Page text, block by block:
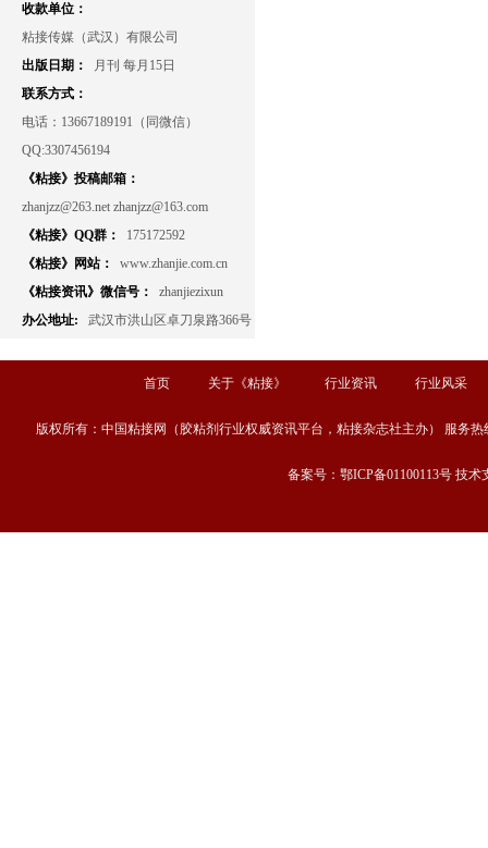
收款单位：
粘接传媒（武汉）有限公司
出版日期：
月刊 每月15日
联系方式：
电话：13667189191（同微信）
QQ:3307456194
《粘接》投稿邮箱：
zhanjzz@263.net zhanjzz@163.com
《粘接》QQ群：
175172592
《粘接》网站：
www.zhanjie.com.cn
《粘接资讯》微信号：
zhanjiezixun
办公地址:
武汉市洪山区卓刀泉路366号
首页 关于《粘接》 行业资讯 行业风采
版权所有：中国粘接网（胶粘剂行业权威资讯平台，粘接杂志社主办） 服务热
备案号：鄂ICP备01100113号 技术